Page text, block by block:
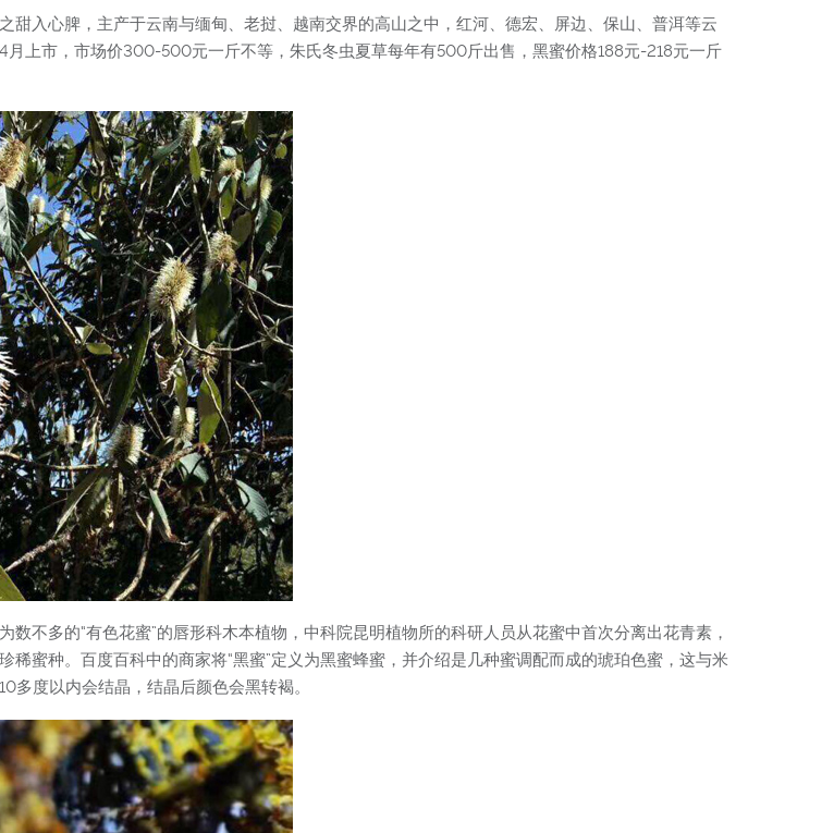
入心脾，主产于云南与缅甸、老挝、越南交界的高山之中，红河、德宏、屏边、保山、普洱等云
上市，市场价300-500元一斤不等，朱氏冬虫夏草每年有500斤出售，黑蜜价格188元-218元一斤
不多的“有色花蜜”的唇形科木本植物，中科院昆明植物所的科研人员从花蜜中首次分离出花青素，
蜜种。百度百科中的商家将“黑蜜”定义为黑蜜蜂蜜，并介绍是几种蜜调配而成的琥珀色蜜，这与米
多度以内会结晶，结晶后颜色会黑转褐。